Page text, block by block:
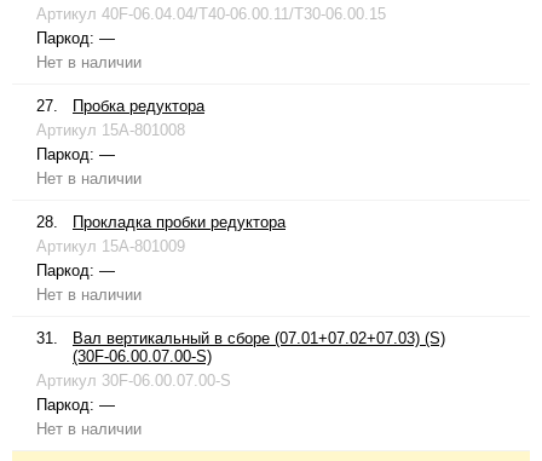
Артикул 40F-06.04.04/T40-06.00.11/T30-06.00.15
Паркод: —
Нет в наличии
27.
Пробка редуктора
Артикул 15A-801008
Паркод: —
Нет в наличии
28.
Прокладка пробки редуктора
Артикул 15A-801009
Паркод: —
Нет в наличии
31.
Вал вертикальный в сборе (07.01+07.02+07.03) (S)
(30F-06.00.07.00-S)
Артикул 30F-06.00.07.00-S
Паркод: —
Нет в наличии